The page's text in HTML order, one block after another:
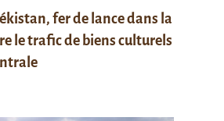
fer de lance dans la
le trafic de biens culturels